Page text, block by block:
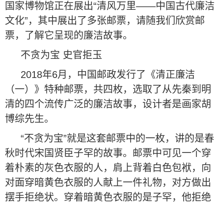
国家博物馆正在展出“清风万里——中国古代廉洁
文化”，其中展出了多张邮票，请随我们欣赏邮
票，了解它呈现的廉洁故事。
不贪为宝 史官拒玉
2018年6月，中国邮政发行了《清正廉洁
（一）》特种邮票，共四枚，选取了从先秦到明
清的四个流传广泛的廉洁故事，设计者是画家胡
博综先生。
“不贪为宝”就是这套邮票中的一枚，讲的是春
秋时代宋国贤臣子罕的故事。邮票中可见一个穿
着朴素的灰色衣服的人，肩上背着白色包袱，向
对面穿暗黄色衣服的人献上一件礼物，对方做出
摆手拒绝状。穿着暗黄色衣服的是子罕，他拒绝